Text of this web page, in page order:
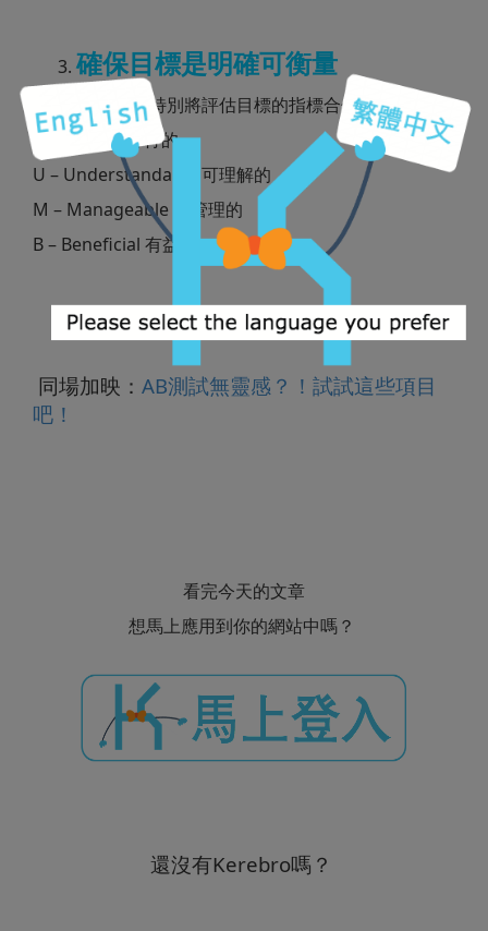
確保目標是明確可衡量
國外網站CXL，特別將評估目標的指標合併稱為DUMB
D – Doable 可行的
U – Understandable 可理解的
M – Manageable 可管理的
B – Beneficial 有益的
同場加映： AB測試無靈感？！試試這些項目
吧！
看完今天的文章
想馬上應用到你的網站中嗎？
還沒有Kerebro嗎？